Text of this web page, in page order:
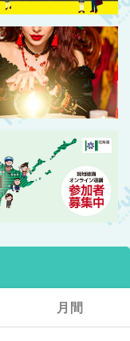
月間